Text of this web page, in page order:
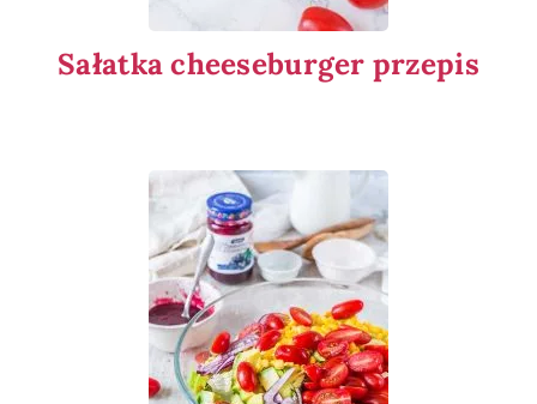
Sałatka cheeseburger przepis